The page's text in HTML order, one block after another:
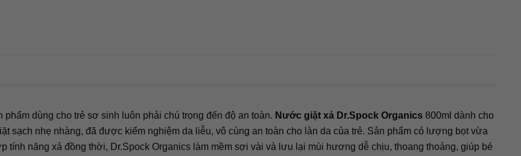
dùng cho trẻ sơ sinh luôn phải chú trọng đến độ an toàn. Nước giặt xả Dr.Spock Organics 800ml dành cho
sạch nhẹ nhàng, đã được kiểm nghiệm da liễu, vô cùng an toàn cho làn da của trẻ. Sản phẩm có lượng bọt vừa
tính năng xả đồng thời, Dr.Spock Organics làm mềm sợi vài và lưu lại mùi hương dễ chịu, thoang thoảng, giúp bé